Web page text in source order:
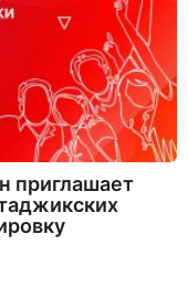
приглашает